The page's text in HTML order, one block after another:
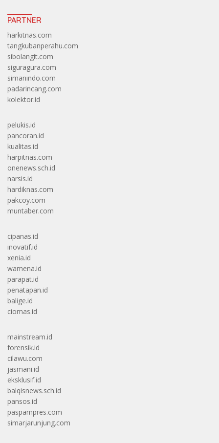
PARTNER
harkitnas.com
tangkubanperahu.com
sibolangit.com
siguragura.com
simanindo.com
padarincang.com
kolektor.id
pelukis.id
pancoran.id
kualitas.id
harpitnas.com
onenews.sch.id
narsis.id
hardiknas.com
pakcoy.com
muntaber.com
cipanas.id
inovatif.id
xenia.id
wamena.id
parapat.id
penatapan.id
balige.id
ciomas.id
mainstream.id
forensik.id
cilawu.com
jasmani.id
eksklusif.id
balqisnews.sch.id
pansos.id
paspampres.com
simarjarunjung.com